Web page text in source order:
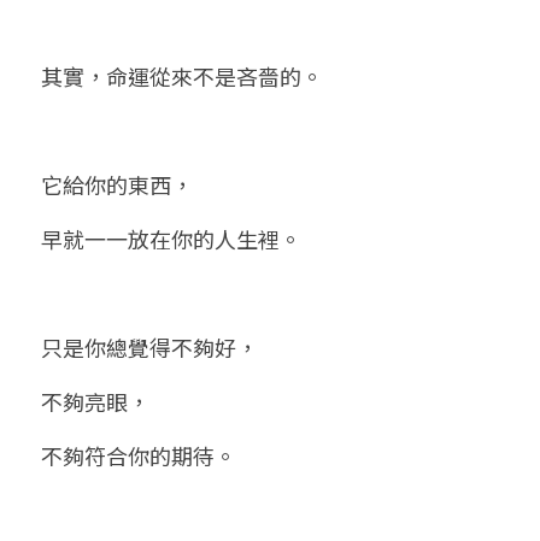
其實，命運從來不是吝嗇的。
它給你的東西，
早就一一放在你的人生裡。
只是你總覺得不夠好，
不夠亮眼，
不夠符合你的期待。